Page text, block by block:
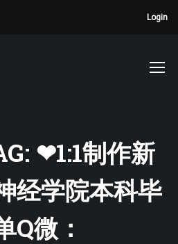
Login
❤1:1制作新
经学院本科毕
Q微：